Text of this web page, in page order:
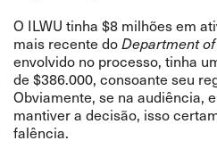
O ILWU tinha $8 milhões em
mais recente doDepartment
envolvido no processo, tinha
de $386.000, consoante seu
Obviamente, se na audiência,
mantiver a decisão, isso
falência.